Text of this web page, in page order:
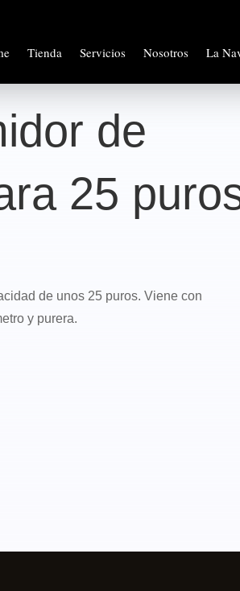
Tienda Servicios Nosotros La
de
25
de unos 25 puros. Viene con
y purera.